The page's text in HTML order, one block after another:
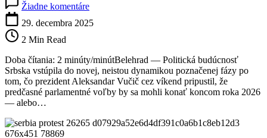
Žiadne komentáreSrbsko
diskutuje
Vučič
naznačuje
skorší
termín
reakcii
na
29. decembra 2025
2 Min Read
Doba čítania: 2 minúty/minútBelehrad — Politická budúcnosť
Srbska vstúpila do novej, neistou dynamikou poznačenej fázy po
tom, čo prezident Aleksandar Vučič cez víkend pripustil, že
predčasné parlamentné voľby by sa mohli konať koncom roka 2026
— alebo…